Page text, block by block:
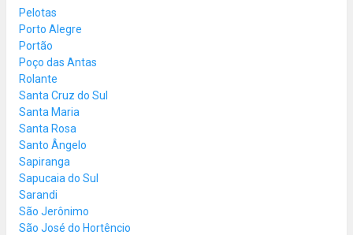
Pelotas
Porto Alegre
Portão
Poço das Antas
Rolante
Santa Cruz do Sul
Santa Maria
Santa Rosa
Santo Ângelo
Sapiranga
Sapucaia do Sul
Sarandi
São Jerônimo
São José do Hortêncio